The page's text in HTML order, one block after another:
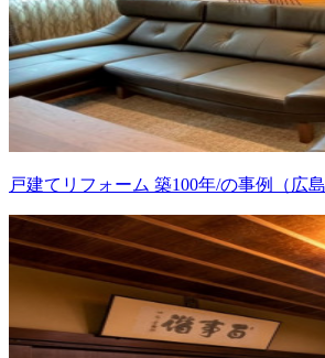
戸建てリフォーム 築100年/の事例（広島